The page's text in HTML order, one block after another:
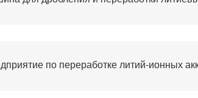
по переработке литий-ионных